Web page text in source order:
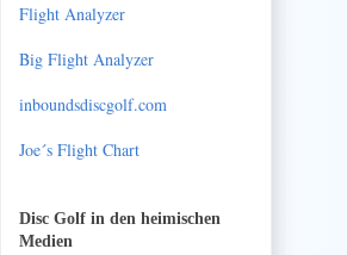
Flight Analyzer
Big Flight Analyzer
inboundsdiscgolf.com
Joe´s Flight Chart
Disc Golf in den heimischen
Medien